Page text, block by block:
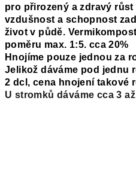
pro přirozený a zdravý
vzdušnost a schopnost
život v půdě.
poměru max. 1:5. cca 20%
Hnojíme pouze jednou za
Jelikož dáváme pod jednu
2 dcl, cena hnojení takové
U stromků dáváme cca 3